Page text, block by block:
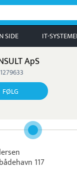
SIDE IT-
ApS
FØLG
117